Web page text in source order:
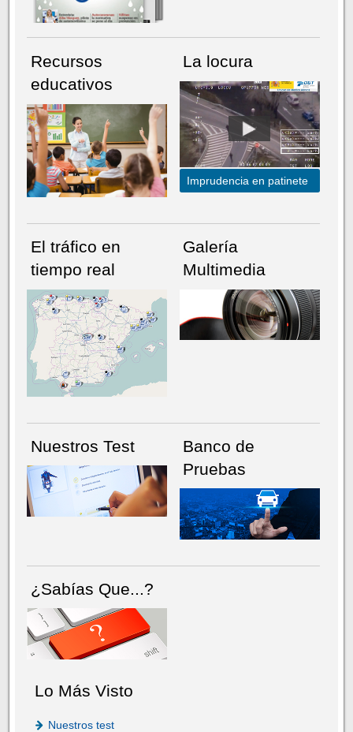
NÚMERO ACTUALHEMEROTECA
Recursos
educativos
La locura
Imprudencia en patinete
El tráfico en
tiempo real
Galería
Multimedia
Nuestros Test
Banco de
Pruebas
¿Sabías Que...?
Lo Más Visto
Nuestros test